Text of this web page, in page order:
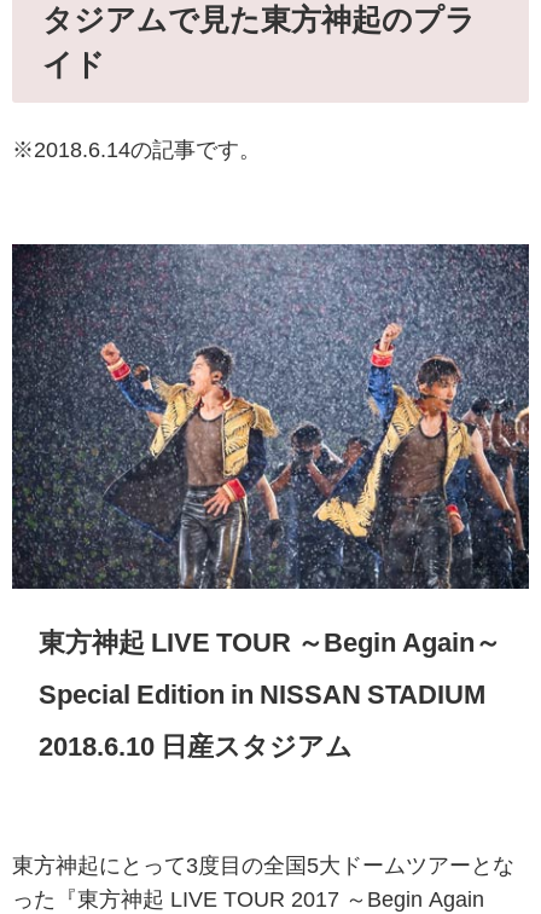
タジアムで見た東方神起のプラ
イド
※2018.6.14の記事です。
東方神起 LIVE TOUR ～Begin Again～
Special Edition in NISSAN STADIUM
2018.6.10 日産スタジアム
東方神起にとって3度目の全国5大ドームツアーとな
った『東方神起 LIVE TOUR 2017 ～Begin Again